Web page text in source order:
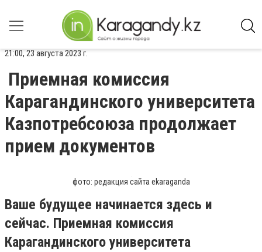
21:00, 23 августа 2023 г.
Приемная комиссия
Карагандинского университета
Казпотребсоюза продолжает
прием документов
фото: редакция сайта ekaraganda
Ваше будущее начинается здесь и
сейчас. Приемная комиссия
Карагандинского университета